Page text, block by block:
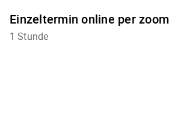
Einzeltermin online per zoom
1 Stunde